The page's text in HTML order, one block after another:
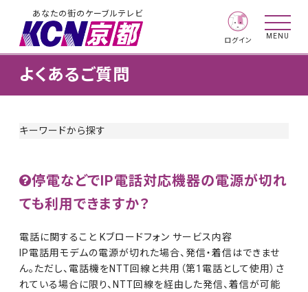
あなたの街のケーブルテレビ
ログイン
MENU
よくあるご質問
キーワードから探す
停電などでIP電話対応機器の電源が切れ
ても利用できますか？
電話に関すること Kブロードフォン サービス内容
IP電話用モデムの電源が切れた場合、発信・着信はできませ
ん。ただし、電話機をNTT回線と共用（第1電話として使用）さ
れている場合に限り、NTT回線を経由した発信、着信が可能